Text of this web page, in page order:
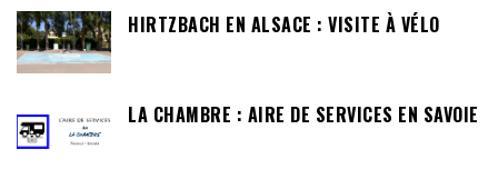
HIRTZBACH EN ALSACE : VISITE À VÉLO
LA CHAMBRE : AIRE DE SERVICES EN SAVOIE